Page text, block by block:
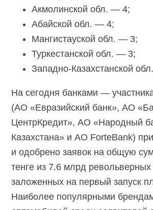
Акмолинской обл. — 4;
Абайской обл. — 4;
Мангистауской обл. — 3;
Туркестанской обл. — 3;
Западно-Казахстанской
На сегодня банками —
(АО «Евразийский банк», АО
ЦентрКредит», АО «Народный
Казахстана» и АО ForteBank)
и одобрено заявок на общую
тенге из 7.6 млрд револьверных
заложенных на первый запуск
Наиболее популярными